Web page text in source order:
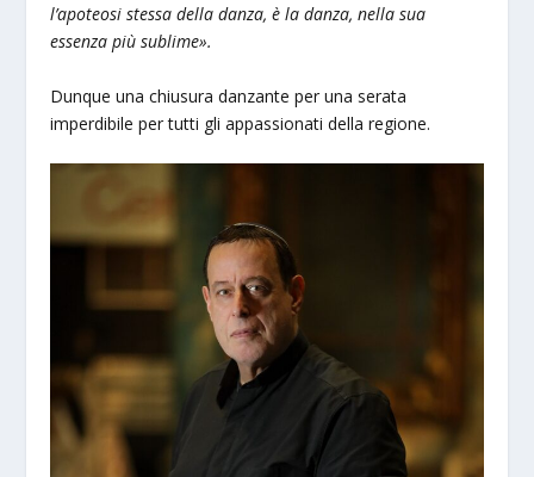
l’apoteosi stessa della danza, è la danza, nella sua
essenza più sublime».
Dunque una chiusura danzante per una serata
imperdibile per tutti gli appassionati della regione.